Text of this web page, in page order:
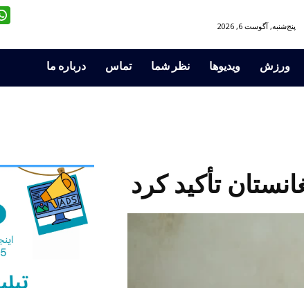
پنج‌شنبه, آگوست 6, 2026
ورزش ویدیوها نظر شما تماس درباره ما
تأکید کرد